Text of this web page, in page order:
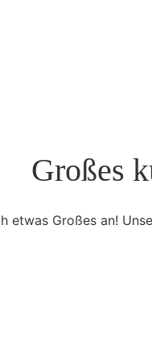
Großes
etwas Großes an!